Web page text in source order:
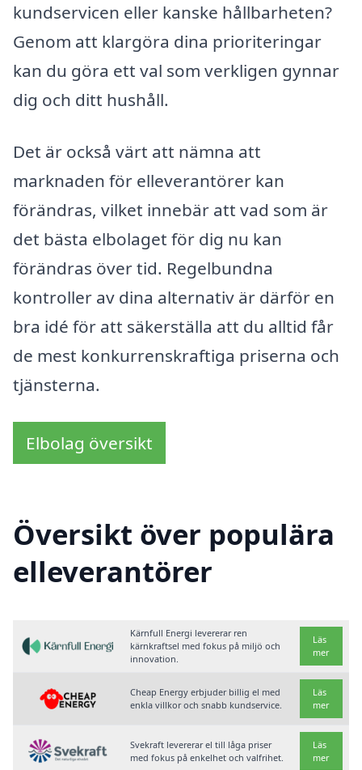
kundservicen eller kanske hållbarheten?
Genom att klargöra dina prioriteringar
kan du göra ett val som verkligen gynnar
dig och ditt hushåll.
Det är också värt att nämna att
marknaden för elleverantörer kan
förändras, vilket innebär att vad som är
det bästa elbolaget för dig nu kan
förändras över tid. Regelbundna
kontroller av dina alternativ är därför en
bra idé för att säkerställa att du alltid får
de mest konkurrenskraftiga priserna och
tjänsterna.
Elbolag översikt
Översikt över populära
elleverantörer
Kärnfull Energi levererar ren
kärnkraftsel med fokus på miljö och
innovation.
Läs
mer
Cheap Energy erbjuder billig el med
enkla villkor och snabb kundservice.
Läs
mer
Svekraft levererar el till låga priser
med fokus på enkelhet och valfrihet.
Läs
mer